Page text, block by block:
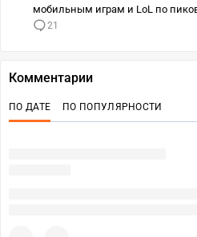
мобильным играм и LoL по
21
Комментарии
ПО ДАТЕ ПО ПОПУЛЯРНОСТИ